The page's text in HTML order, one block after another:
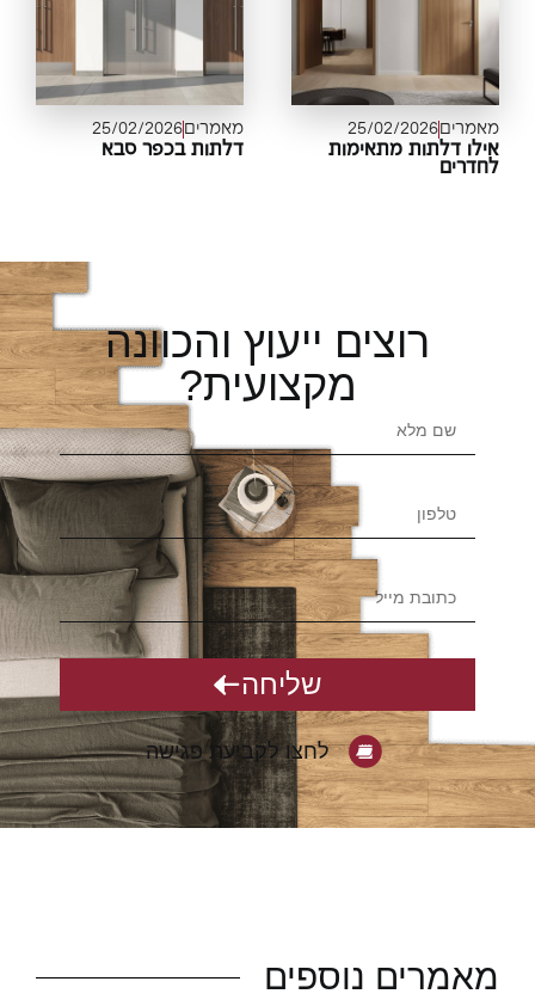
25/02/2026
דלתות מתאימות
מאמרים25/02/2026
דלתות בכפר סבא
רוצים ייעוץ והכוונה
מקצועית?
שליחה
לחצו לקביעת פגישה
נוספים